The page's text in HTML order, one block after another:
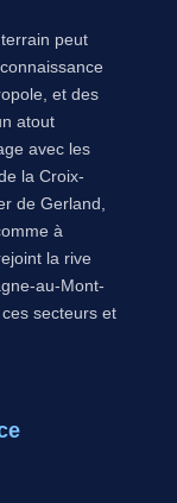
peut
et des
atout
avec les
la Croix-
de Gerland,
à
la rive
au-Mont-
secteurs et